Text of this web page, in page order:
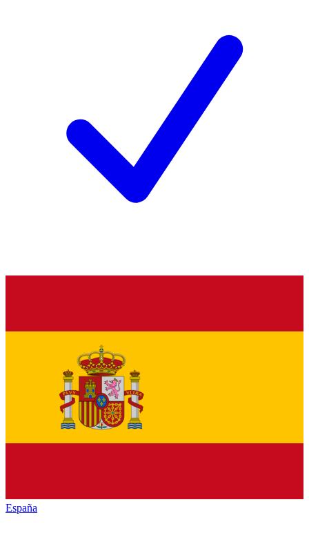
España